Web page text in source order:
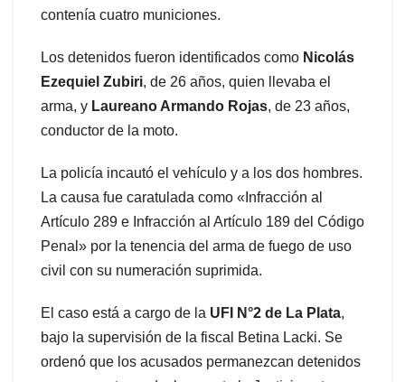
contenía cuatro municiones.
Los detenidos fueron identificados como Nicolás
Ezequiel Zubiri, de 26 años, quien llevaba el
arma, y Laureano Armando Rojas, de 23 años,
conductor de la moto.
La policía incautó el vehículo y a los dos hombres.
La causa fue caratulada como «Infracción al
Artículo 289 e Infracción al Artículo 189 del Código
Penal» por la tenencia del arma de fuego de uso
civil con su numeración suprimida.
El caso está a cargo de la UFI N°2 de La Plata,
bajo la supervisión de la fiscal Betina Lacki. Se
ordenó que los acusados permanezcan detenidos